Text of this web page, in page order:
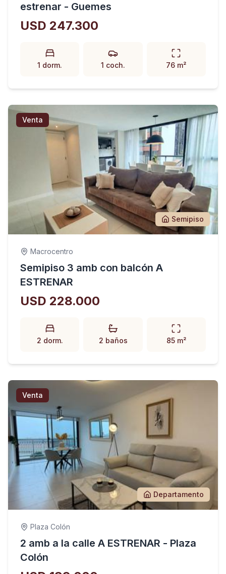
estrenar - Guemes
USD 247.300
1 dorm. 1 coch. 76 m²
Venta
Semipiso
Macrocentro
Semipiso 3 amb con balcón A
ESTRENAR
USD 228.000
2 dorm. 2 baños 85 m²
Venta
Departamento
Plaza Colón
2 amb a la calle A ESTRENAR - Plaza
Colón